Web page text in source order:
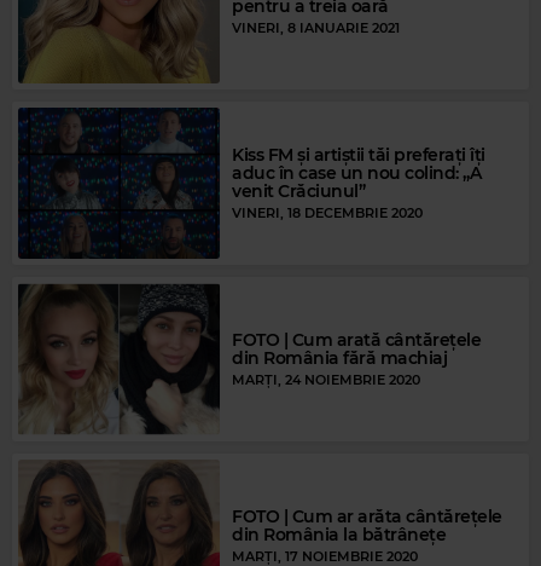
pentru a treia oară
VINERI, 8 IANUARIE 2021
Kiss FM și artiștii tăi preferați îți
aduc în case un nou colind: „A
venit Crăciunul”
VINERI, 18 DECEMBRIE 2020
FOTO | Cum arată cântărețele
din România fără machiaj
MARȚI, 24 NOIEMBRIE 2020
FOTO | Cum ar arăta cântărețele
din România la bătrânețe
MARȚI, 17 NOIEMBRIE 2020